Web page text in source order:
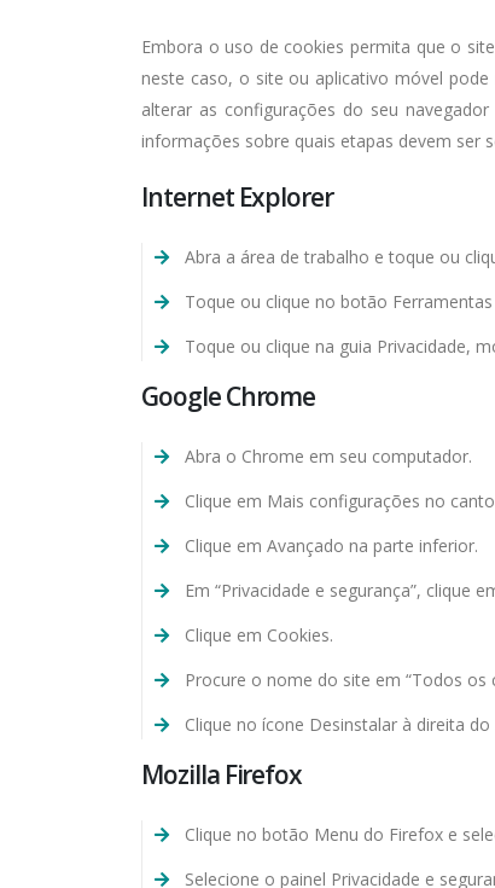
Embora o uso de cookies permita que o
neste caso, o site ou aplicativo móvel
alterar as configurações do seu
informações sobre quais etapas devem ser
Internet Explorer
Abra a área de trabalho e toque ou
Toque ou clique no botão
Toque ou clique na guia Privacidade,
Google Chrome
Abra o Chrome em seu computador.
Clique em Mais configurações no
Clique em Avançado na parte inferior.
Em “Privacidade e segurança”, clique
Clique em Cookies.
Procure o nome do site em “Todos os
Clique no ícone Desinstalar à direita do
Mozilla Firefox
Clique no botão Menu do Firefox e
Selecione o painel Privacidade e